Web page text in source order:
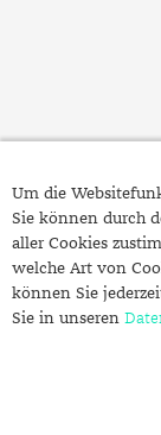
Fragen zu Ihrer
Kontakt
Um die
Sie können durch
aller Cookies
welche Art von
können Sie
Sie in unseren